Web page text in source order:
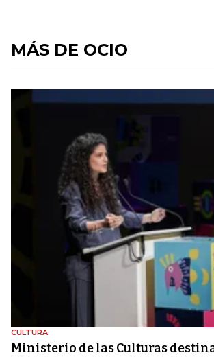
MÁS DE OCIO
CULTURA
Ministerio de las Culturas